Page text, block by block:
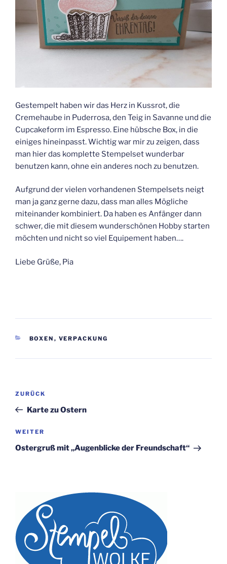
Gestempelt haben wir das Herz in Kussrot, die
Cremehaube in Puderrosa, den Teig in Savanne und die
Cupcakeform im Espresso. Eine hübsche Box, in die
einiges hineinpasst. Wichtig war mir zu zeigen, dass
man hier das komplette Stempelset wunderbar
benutzen kann, ohne ein anderes noch zu benutzen.
Aufgrund der vielen vorhandenen Stempelsets neigt
man ja ganz gerne dazu, dass man alles Mögliche
miteinander kombiniert. Da haben es Anfänger dann
schwer, die mit diesem wunderschönen Hobby starten
möchten und nicht so viel Equipement haben….
Liebe Grüße, Pia
KATEGORIEN
BOXEN , VERPACKUNG
Beitragsnavigation
Vorheriger
Beitrag
ZURÜCK
Karte zu Ostern
Nächster
Beitrag
WEITER
Ostergruß mit „Augenblicke der Freundschaft“